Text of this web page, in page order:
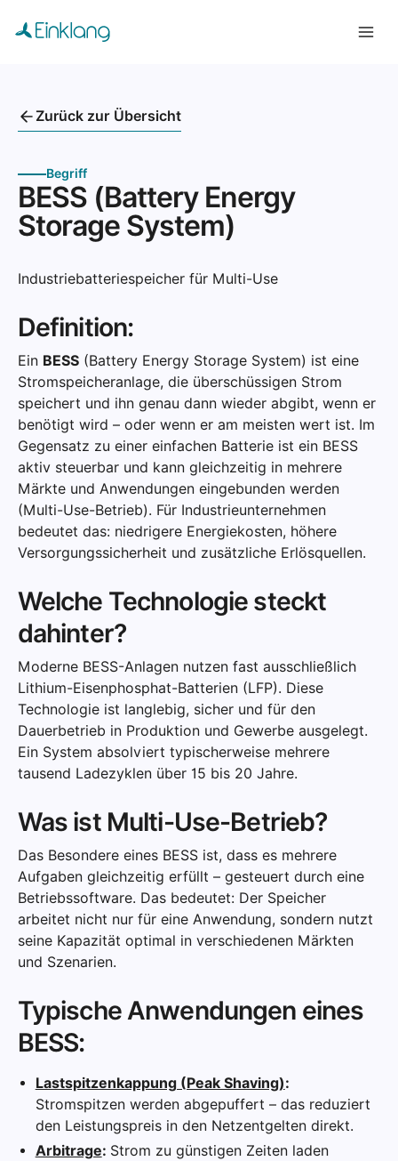
Zurück zur Übersicht
Begriff
BESS (Battery Energy
Storage System)
Industriebatteriespeicher für Multi-Use
Definition:
Ein BESS(Battery Energy Storage System) ist eine
Stromspeicheranlage, die überschüssigen Strom
speichert und ihn genau dann wieder abgibt, wenn er
benötigt wird – oder wenn er am meisten wert ist. Im
Gegensatz zu einer einfachen Batterie ist ein BESS
aktiv steuerbar und kann gleichzeitig in mehrere
Märkte und Anwendungen eingebunden werden
(Multi-Use-Betrieb). Für Industrieunternehmen
bedeutet das: niedrigere Energiekosten, höhere
Versorgungssicherheit und zusätzliche Erlösquellen.
Welche Technologie steckt
dahinter?
Moderne BESS-Anlagen nutzen fast ausschließlich
Lithium-Eisenphosphat-Batterien (LFP). Diese
Technologie ist langlebig, sicher und für den
Dauerbetrieb in Produktion und Gewerbe ausgelegt.
Ein System absolviert typischerweise mehrere
tausend Ladezyklen über 15 bis 20 Jahre.
Was ist Multi-Use-Betrieb?
Das Besondere eines BESS ist, dass es mehrere
Aufgaben gleichzeitig erfüllt – gesteuert durch eine
Betriebssoftware. Das bedeutet: Der Speicher
arbeitet nicht nur für eine Anwendung, sondern nutzt
seine Kapazität optimal in verschiedenen Märkten
und Szenarien.
Typische Anwendungen eines
BESS:
Lastspitzenkappung (Peak Shaving):
Stromspitzen werden abgepuffert – das reduziert
den Leistungspreis in den Netzentgelten direkt.
Arbitrage: Strom zu günstigen Zeiten laden